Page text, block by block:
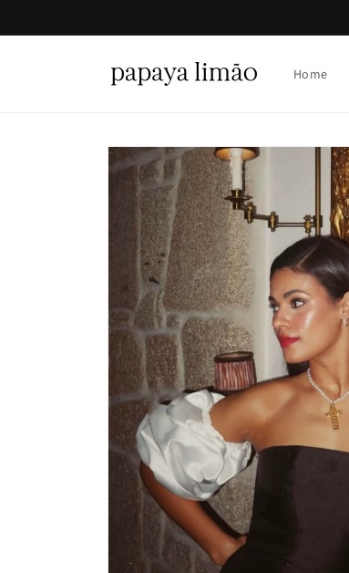
conteúdo
Home
a
informação
do produto